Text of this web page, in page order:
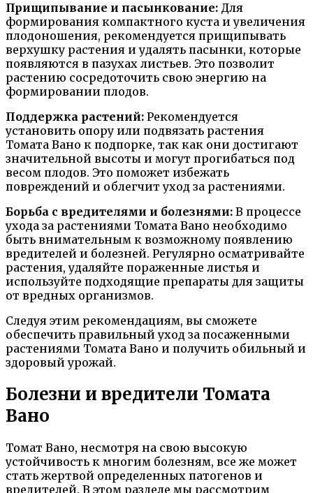
Прищипывание и пасынкование: Для
формирования компактного куста и увеличения
плодоношения, рекомендуется прищипывать
верхушку растения и удалять пасынки, которые
появляются в пазухах листьев. Это позволит
растению сосредоточить свою энергию на
формировании плодов.
Поддержка растений: Рекомендуется
установить опору или подвязать растения
Томата Вано к подпорке, так как они достигают
значительной высоты и могут прогибаться под
весом плодов. Это поможет избежать
повреждений и облегчит уход за растениями.
Борьба с вредителями и болезнями: В процессе
ухода за растениями Томата Вано необходимо
быть внимательным к возможному появлению
вредителей и болезней. Регулярно осматривайте
растения, удаляйте пораженные листья и
используйте подходящие препараты для защиты
от вредных организмов.
Следуя этим рекомендациям, вы сможете
обеспечить правильный уход за посаженными
растениями Томата Вано и получить обильный и
здоровый урожай.
Болезни и вредители Томата
Вано
Томат Вано, несмотря на свою высокую
устойчивость к многим болезням, все же может
стать жертвой определенных патогенов и
вредителей. В этом разделе мы рассмотрим